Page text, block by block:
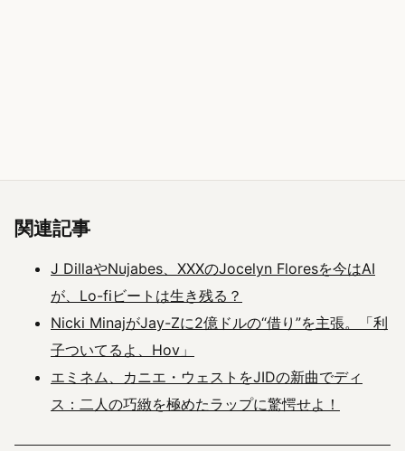
関連記事
J DillaやNujabes、XXXのJocelyn Floresを今はAI
が、Lo-fiビートは生き残る？
Nicki MinajがJay-Zに2億ドルの“借り”を主張。「利
子ついてるよ、Hov」
エミネム、カニエ・ウェストをJIDの新曲でディ
ス：二人の巧緻を極めたラップに驚愕せよ！